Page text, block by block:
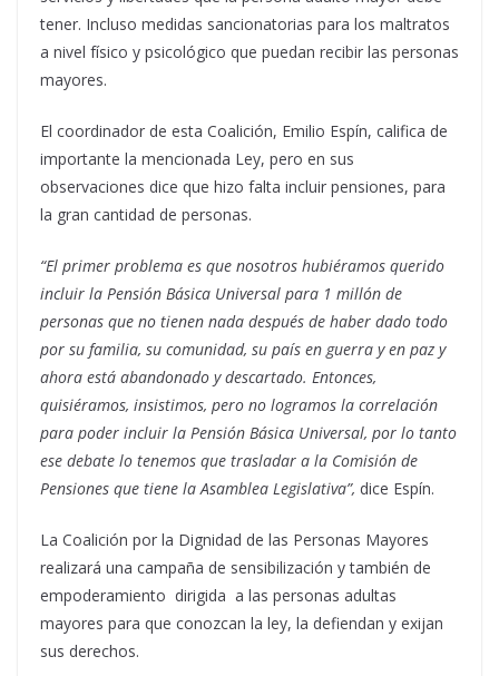
tener. Incluso medidas sancionatorias para los maltratos
a nivel físico y psicológico que puedan recibir las personas
mayores.
El coordinador de esta Coalición, Emilio Espín, califica de
importante la mencionada Ley, pero en sus
observaciones dice que hizo falta incluir pensiones, para
la gran cantidad de personas.
“El primer problema es que nosotros hubiéramos querido
incluir la Pensión Básica Universal para 1 millón de
personas que no tienen nada después de haber dado todo
por su familia, su comunidad, su país en guerra y en paz y
ahora está abandonado y descartado. Entonces,
quisiéramos, insistimos, pero no logramos la correlación
para poder incluir la Pensión Básica Universal, por lo tanto
ese debate lo tenemos que trasladar a la Comisión de
Pensiones que tiene la Asamblea Legislativa”, dice Espín.
La Coalición por la Dignidad de las Personas Mayores
realizará una campaña de sensibilización y también de
empoderamiento dirigida a las personas adultas
mayores para que conozcan la ley, la defiendan y exijan
sus derechos.